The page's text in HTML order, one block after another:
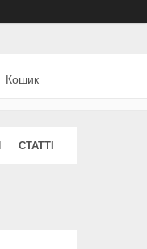
Кошик
СТАТТІ